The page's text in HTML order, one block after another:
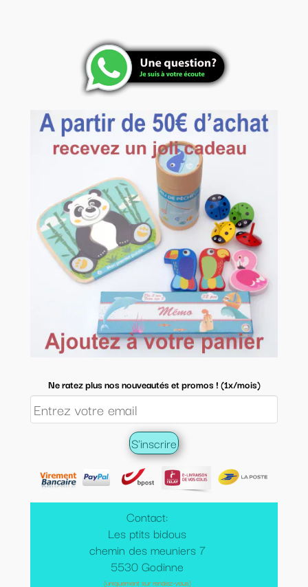
Contact:
Les ptits bidous
chemin des meuniers 7
5530 Godinne
(uniquement sur rendez-vous)
Ne ratez plus nos nouveautés et promos ! (1x/mois)